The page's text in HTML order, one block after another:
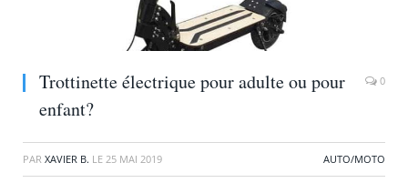
Trottinette électrique pour adulte ou pour
enfant?
0
PAR XAVIER B. LE 25 MAI 2019 AUTO/MOTO